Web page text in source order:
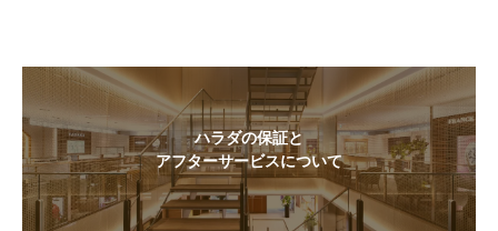
ハラダの保証と
アフターサービスについて